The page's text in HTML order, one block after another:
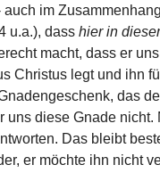
im
u.a.), dass hier in
macht, dass er
Christus legt und ihn
das
diese Gnade
Das bleibt
er möchte ihn nicht